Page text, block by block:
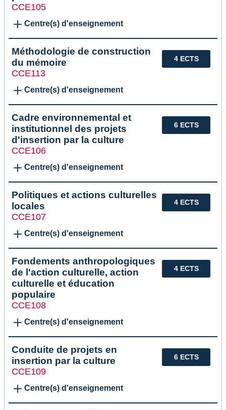
CCE105
Centre(s) d'enseignement
4 ECTS
Méthodologie de construction
du mémoire
CCE113
Centre(s) d'enseignement
6 ECTS
Cadre environnemental et
institutionnel des projets
d'insertion par la culture
CCE106
Centre(s) d'enseignement
4 ECTS
Politiques et actions culturelles
locales
CCE107
Centre(s) d'enseignement
4 ECTS
Fondements anthropologiques
de l'action culturelle, action
culturelle et éducation
populaire
CCE108
Centre(s) d'enseignement
6 ECTS
Conduite de projets en
insertion par la culture
CCE109
Centre(s) d'enseignement